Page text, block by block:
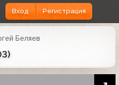
Вход Регистрация
Беляев